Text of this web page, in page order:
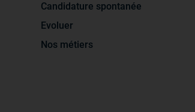
Candidature spontanée
Evoluer
Nos métiers